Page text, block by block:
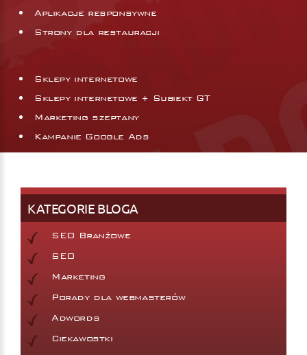
Aplikacje responsywne
Strony dla restauracji
Sklepy internetowe
Sklepy internetowe + Subiekt GT
Marketing szeptany
Kampanie Google Ads
KATEGORIE BLOGA
SEO Branżowe
SEO
Marketing
Porady dla webmasterów
Adwords
Ciekawostki